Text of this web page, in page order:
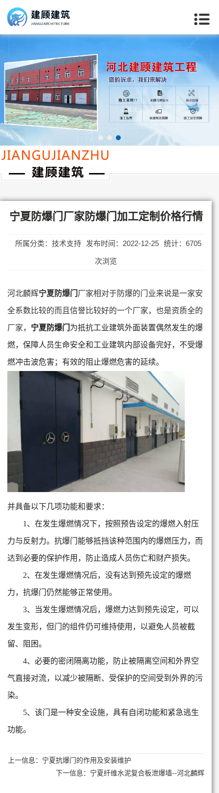
当前位置：首页>>宁夏技术支持
宁夏防爆门厂家防爆门加工定制价格行情
所属分类：技术支持 发布时间：2022-12-25 统计：6705
次浏览
河北麟辉宁夏防爆门 厂家相对于防爆的门业来说是一家安
全系数比较的而且信誉比较好的一个厂家，也是资质全的
厂家， 宁夏防爆门 为抵抗工业建筑外面装置偶然发生的爆
燃，保障人员生命安全和工业建筑内部设备完好，不受爆
燃冲击波危害；有效的阻止爆燃危害的延续。
并具备以下几项功能和要求：
1、在发生爆燃情况下，按照预告设定的爆燃入射压
力与反射力。抗爆门能够抵挡该种范围内的爆燃压力，而
达到必要的保护作用，防止造成人员伤亡和财产损失。
2、在发生爆燃情况后，没有达到预先设定的爆燃
力，抗爆门仍然能够正常使用。
3、当发生爆燃情况后，爆燃力达到预先设定，可以
发生变形，但门的组件仍可维持使用，以避免人员被截
留、阻困。
4、必要的密闭隔离功能，防止被隔离空间和外界空
气直接对流，以减少被隔断、受保护的空间受到外界的污
染。
5、该门是一种安全设施，具有自闭功能和紧急逃生
功能。
上一信息： 宁夏抗爆门的作用及安装维护
下一信息： 宁夏纤维水泥复合板泄爆墙--河北麟辉